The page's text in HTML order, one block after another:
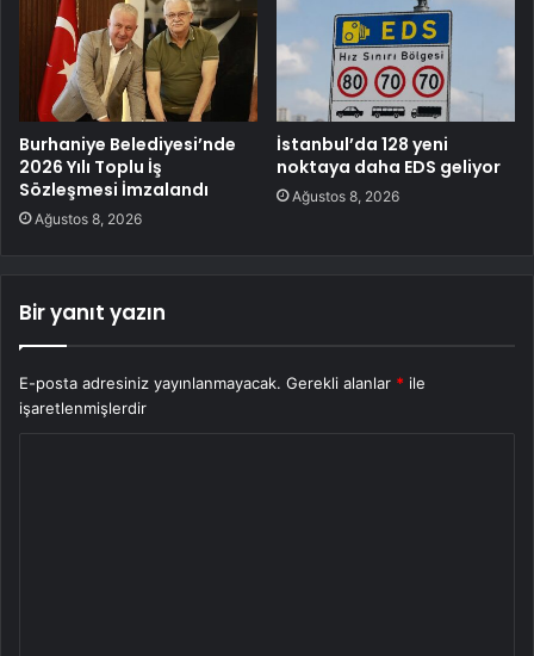
Burhaniye Belediyesi’nde
2026 Yılı Toplu İş
Sözleşmesi İmzalandı
Ağustos 8, 2026
İstanbul’da 128 yeni
noktaya daha EDS geliyor
Ağustos 8, 2026
Bir yanıt yazın
E-posta adresiniz yayınlanmayacak. Gerekli alanlar * ile
işaretlenmişlerdir